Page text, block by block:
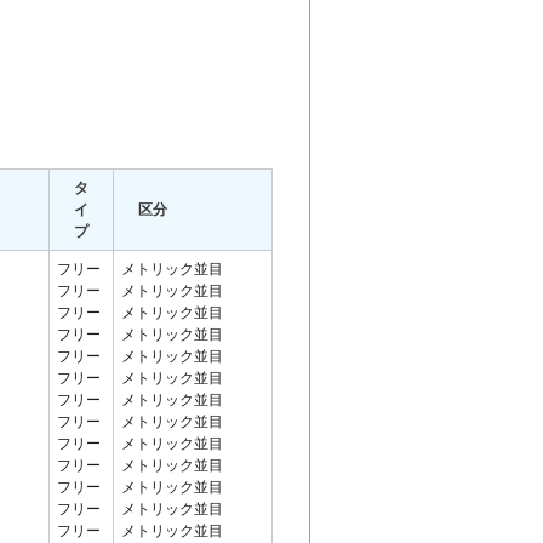
タ
イ
プ
区分
フリー
フリー
フリー
フリー
フリー
フリー
フリー
フリー
フリー
フリー
フリー
フリー
フリー
メトリック並目
メトリック並目
メトリック並目
メトリック並目
メトリック並目
メトリック並目
メトリック並目
メトリック並目
メトリック並目
メトリック並目
メトリック並目
メトリック並目
メトリック並目